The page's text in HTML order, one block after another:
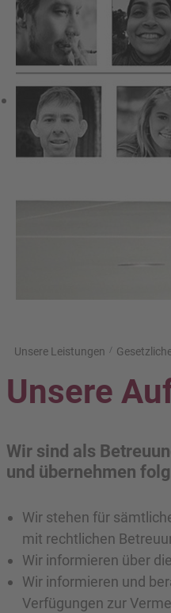
Unsere Leistungen
Unsere
Wir sind als
und übernehmen
Wir stehen für
mit rechtlichen
Wir informieren über
Wir informieren und
Verfügungen zur